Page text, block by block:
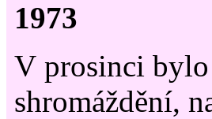
1973
V prosinci
shromáždění,